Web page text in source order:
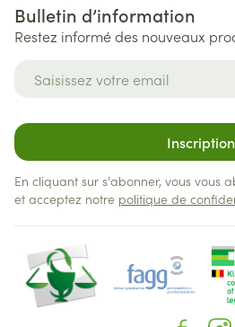
Bulletin d’information
Restez informé des nouveaux
Inscription
En cliquant sur s'abonner, vous vous
et acceptez notre politique de